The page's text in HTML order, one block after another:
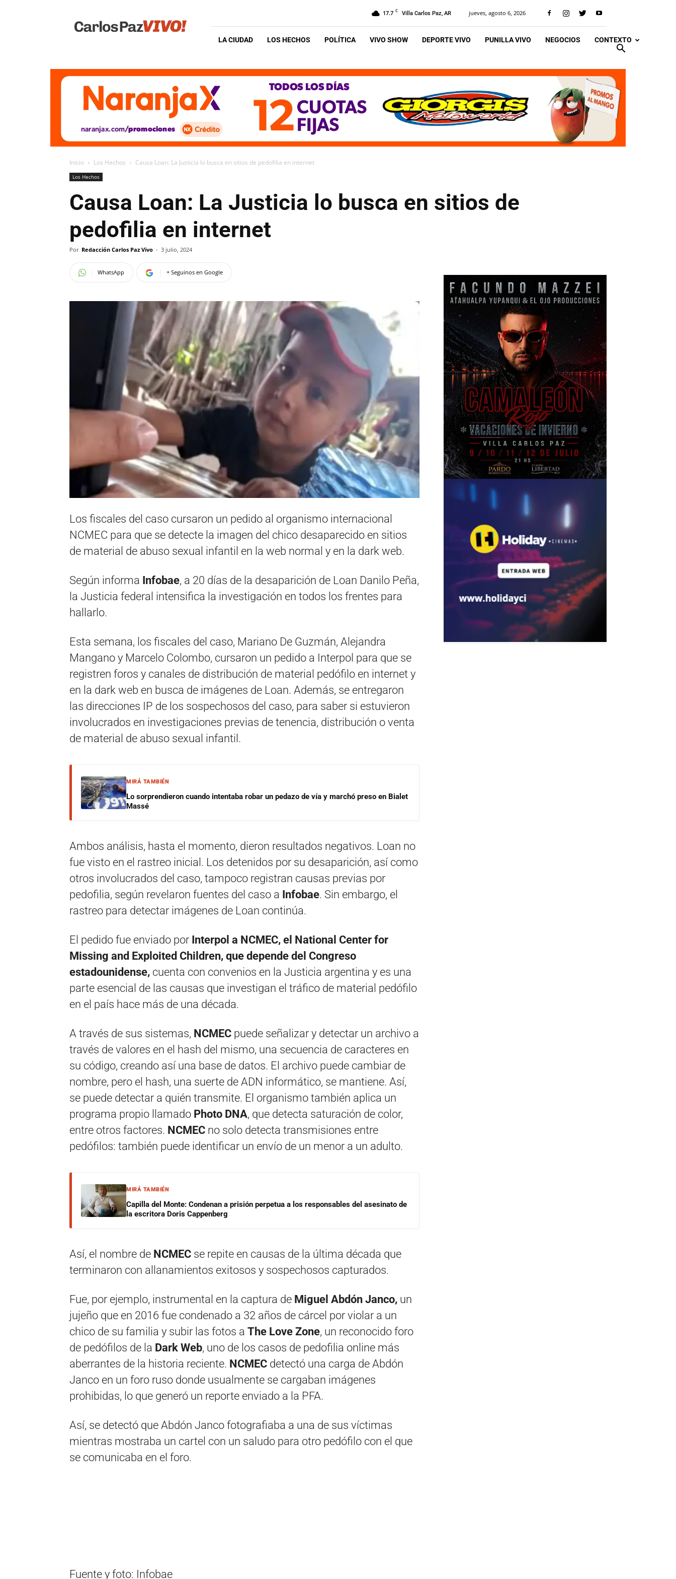
Vivo
17.7 C Villa Carlos Paz, AR jueves, agosto 6, 2026
LA CIUDAD LOS HECHOS POLÍTICA VIVO SHOW DEPORTE VIVO PUNILLA VIVO NEGOCIOS CONTEXTO
Inicio Los Hechos Causa Loan: La Justicia lo busca en sitios de pedofilia en internet
Los Hechos
Causa Loan: La Justicia lo busca en sitios de
pedofilia en internet
Por Redacción Carlos Paz Vivo - 3 julio, 2024
WhatsApp + Seguinos en Google
Los fiscales del caso cursaron un pedido al organismo internacional
NCMEC para que se detecte la imagen del chico desaparecido en sitios
de material de abuso sexual infantil en la web normal y en la dark web.
Según informa Infobae, a 20 días de la desaparición de Loan Danilo Peña,
la Justicia federal intensifica la investigación en todos los frentes para
hallarlo.
Esta semana, los fiscales del caso, Mariano De Guzmán, Alejandra
Mangano y Marcelo Colombo, cursaron un pedido a Interpol para que se
registren foros y canales de distribución de material pedófilo en internet y
en la dark web en busca de imágenes de Loan. Además, se entregaron
las direcciones IP de los sospechosos del caso, para saber si estuvieron
involucrados en investigaciones previas de tenencia, distribución o venta
de material de abuso sexual infantil.
MIRÁ TAMBIÉN
Lo sorprendieron cuando intentaba robar un pedazo de vía y marchó preso en Bialet
Massé
Ambos análisis, hasta el momento, dieron resultados negativos. Loan no
fue visto en el rastreo inicial. Los detenidos por su desaparición, así como
otros involucrados del caso, tampoco registran causas previas por
pedofilia, según revelaron fuentes del caso a Infobae. Sin embargo, el
rastreo para detectar imágenes de Loan continúa.
El pedido fue enviado por Interpol a NCMEC, el National Center for
Missing and Exploited Children, que depende del Congreso
estadounidense, cuenta con convenios en la Justicia argentina y es una
parte esencial de las causas que investigan el tráfico de material pedófilo
en el país hace más de una década.
A través de sus sistemas, NCMEC puede señalizar y detectar un archivo a
través de valores en el hash del mismo, una secuencia de caracteres en
su código, creando así una base de datos. El archivo puede cambiar de
nombre, pero el hash, una suerte de ADN informático, se mantiene. Así,
se puede detectar a quién transmite. El organismo también aplica un
programa propio llamado Photo DNA, que detecta saturación de color,
entre otros factores. NCMEC no solo detecta transmisiones entre
pedófilos: también puede identificar un envío de un menor a un adulto.
MIRÁ TAMBIÉN
Capilla del Monte: Condenan a prisión perpetua a los responsables del asesinato de
la escritora Doris Cappenberg
Así, el nombre de NCMEC se repite en causas de la última década que
terminaron con allanamientos exitosos y sospechosos capturados.
Fue, por ejemplo, instrumental en la captura de Miguel Abdón Janco, un
jujeño que en 2016 fue condenado a 32 años de cárcel por violar a un
chico de su familia y subir las fotos a The Love Zone, un reconocido foro
de pedófilos de la Dark Web, uno de los casos de pedofilia online más
aberrantes de la historia reciente. NCMEC detectó una carga de Abdón
Janco en un foro ruso donde usualmente se cargaban imágenes
prohibidas, lo que generó un reporte enviado a la PFA.
Así, se detectó que Abdón Janco fotografiaba a una de sus víctimas
mientras mostraba un cartel con un saludo para otro pedófilo con el que
se comunicaba en el foro.
Fuente y foto: Infobae